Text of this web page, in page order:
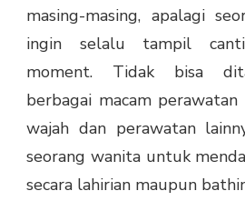
masing-masing, apalagi
ingin selalu tampil
moment. Tidak bisa
berbagai macam
wajah dan perawatan
seorang wanita untuk
secara lahirian maupun